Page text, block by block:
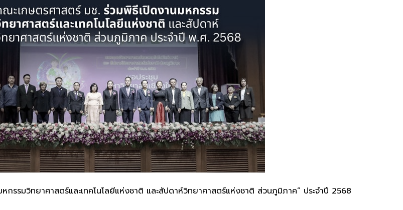
กรรมวิทยาศาสตร์และเทคโนโลยีแห่งชาติ และสัปดาห์วิทยาศาสตร์แห่งชาติ ส่วนภูมิภาค” ประจำปี 2568